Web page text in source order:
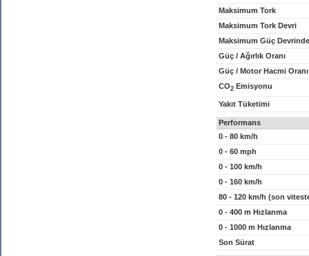
Maksimum Tork
Maksimum Tork Devri
Maksimum Güç
Güç / Ağırlık Oranı
Güç / Motor Hacmi Oranı
CO2 Emisyonu
Yakıt Tüketimi
Performans
0 - 80 km/h
0 - 60 mph
0 - 100 km/h
0 - 160 km/h
80 - 120 km/h (son
0 - 400 m Hızlanma
0 - 1000 m Hızlanma
Son Sürat